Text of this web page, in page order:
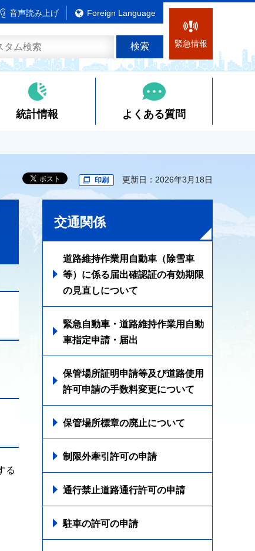
緊急情報
音声読み上げ Foreign Language
統計情報 よくある質問
印刷 更新日：2026年3月18日
る
交通関係
道路維持作業用自動車（除雪車
等）に係る届出確認証の有効期限
の見直しについて
緊急自動車・道路維持作業用自動
車指定申請・届出
保管場所証明申請等及び道路使用
許可申請の手数料変更について
保管場所標章の廃止について
制限外牽引許可の申請
通行禁止道路通行許可の申請
駐車の許可の申請